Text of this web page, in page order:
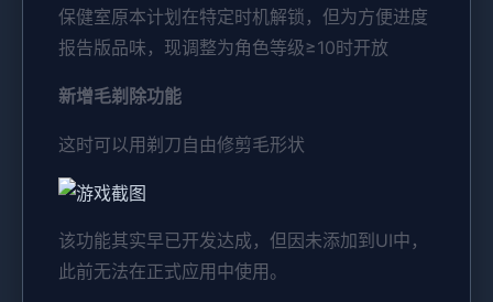
保健室原本计划在特定时机解锁，但为方便进度
报告版品味，现调整为角色等级≥10时开放
新增毛剃除功能
这时可以用剃刀自由修剪毛形状
该功能其实早已开发达成，但因未添加到UI中，
此前无法在正式应用中使用。